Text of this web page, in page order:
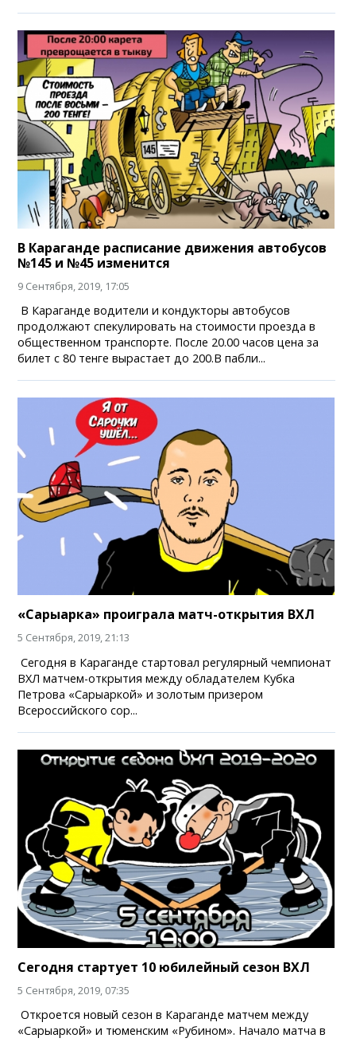
В Караганде расписание движения автобусов
№145 и №45 изменится
9 Сентября, 2019, 17:05
В Караганде водители и кондукторы автобусов
продолжают спекулировать на стоимости проезда в
общественном транспорте. После 20.00 часов цена за
билет с 80 тенге вырастает до 200.В пабли...
«Сарыарка» проиграла матч-открытия ВХЛ
5 Сентября, 2019, 21:13
Сегодня в Караганде стартовал регулярный чемпионат
ВХЛ матчем-открытия между обладателем Кубка
Петрова «Сарыаркой» и золотым призером
Всероссийского сор...
Сегодня стартует 10 юбилейный сезон ВХЛ
5 Сентября, 2019, 07:35
Откроется новый сезон в Караганде матчем между
«Сарыаркой» и тюменским «Рубином». Начало матча в